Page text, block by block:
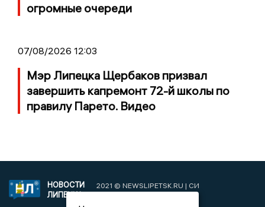
огромные очереди
07/08/2026 12:03
Мэр Липецка Щербаков призвал
завершить капремонт 72-й школы по
правилу Парето. Видео
НОВОСТИ
ЛИПЕЦКА
2021 © NEWSLIPETSK.RU | СИ